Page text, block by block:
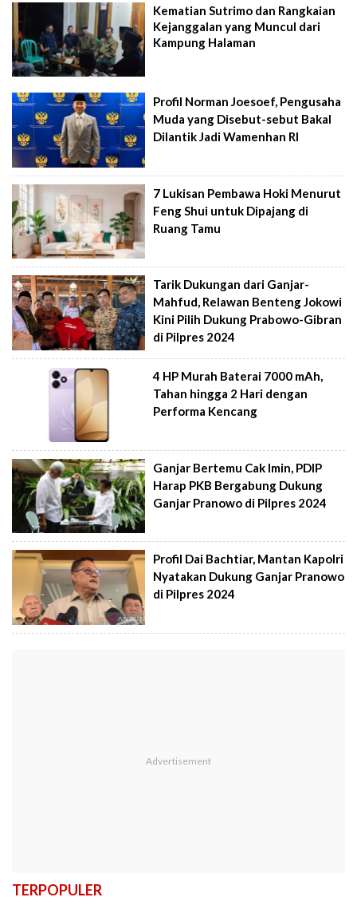
Kematian Sutrimo dan Rangkaian
Kejanggalan yang Muncul dari
Kampung Halaman
Profil Norman Joesoef, Pengusaha
Muda yang Disebut-sebut Bakal
Dilantik Jadi Wamenhan RI
7 Lukisan Pembawa Hoki Menurut
Feng Shui untuk Dipajang di
Ruang Tamu
Tarik Dukungan dari Ganjar-
Mahfud, Relawan Benteng Jokowi
Kini Pilih Dukung Prabowo-Gibran
di Pilpres 2024
4 HP Murah Baterai 7000 mAh,
Tahan hingga 2 Hari dengan
Performa Kencang
Ganjar Bertemu Cak Imin, PDIP
Harap PKB Bergabung Dukung
Ganjar Pranowo di Pilpres 2024
Profil Dai Bachtiar, Mantan Kapolri
Nyatakan Dukung Ganjar Pranowo
di Pilpres 2024
TERPOPULER